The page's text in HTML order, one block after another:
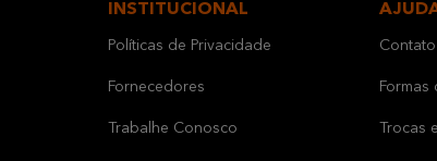
INSTITUCIONAL
Políticas de Privacidade
Fornecedores
Trabalhe Conosco
Contato
Formas
Trocas